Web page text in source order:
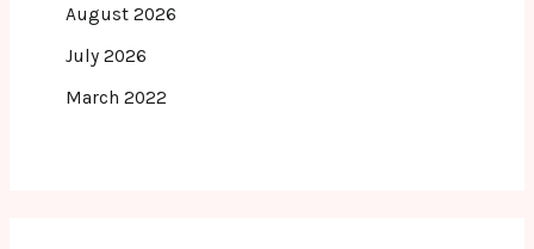
August 2026
July 2026
March 2022